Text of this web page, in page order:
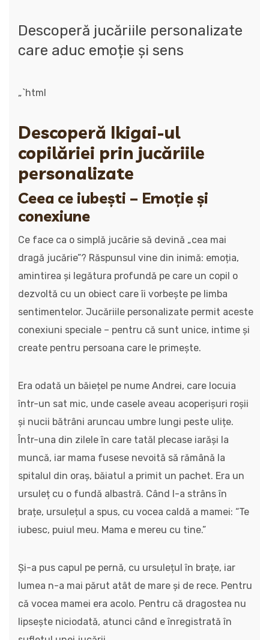
Descoperă jucăriile personalizate
care aduc emoție și sens
„`html
Descoperă Ikigai-ul
copilăriei prin jucăriile
personalizate
Ceea ce iubești – Emoție și
conexiune
Ce face ca o simplă jucărie să devină „cea mai
dragă jucărie”? Răspunsul vine din inimă: emoția,
amintirea și legătura profundă pe care un copil o
dezvoltă cu un obiect care îi vorbește pe limba
sentimentelor. Jucăriile personalizate permit aceste
conexiuni speciale – pentru că sunt unice, intime și
create pentru persoana care le primește.
Era odată un băiețel pe nume Andrei, care locuia
într-un sat mic, unde casele aveau acoperișuri roșii
și nucii bătrâni aruncau umbre lungi peste ulițe.
Într-una din zilele în care tatăl plecase iarăși la
muncă, iar mama fusese nevoită să rămână la
spitalul din oraș, băiatul a primit un pachet. Era un
ursuleț cu o fundă albastră. Când l-a strâns în
brațe, ursulețul a spus, cu vocea caldă a mamei: “Te
iubesc, puiul meu. Mama e mereu cu tine.”
Și-a pus capul pe pernă, cu ursulețul în brațe, iar
lumea n-a mai părut atât de mare și de rece. Pentru
că vocea mamei era acolo. Pentru că dragostea nu
lipsește niciodată, atunci când e înregistrată în